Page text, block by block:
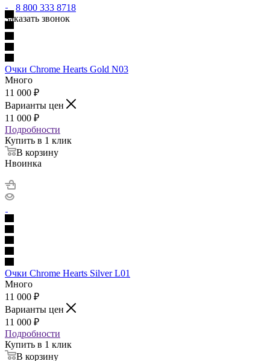
8 800 333 8718
Заказать звонок
Очки Chrome Hearts Gold N03
Много
11 000 ₽
Варианты цен
11 000 ₽
Подробности
Купить в 1 клик
В корзину
Нвоинка
Очки Chrome Hearts Silver L01
Много
11 000 ₽
Варианты цен
11 000 ₽
Подробности
Купить в 1 клик
В корзину